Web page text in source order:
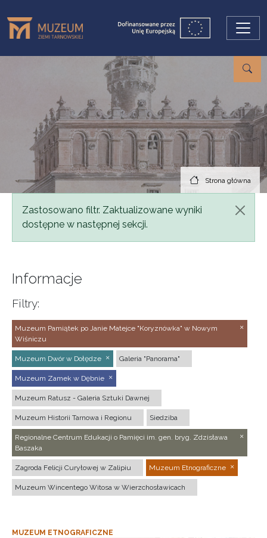
Strona główna
Komunikat
Zastosowano filtr. Zaktualizowane wyniki
dostępne w następnej sekcji.
Informacje
Filtry:
Muzeum Pamiątek po Janie Matejce "Koryznówka" w Nowym
Wiśniczu
Muzeum Dwór w Dołędze Galeria "Panorama"
Muzeum Zamek w Dębnie
Muzeum Ratusz - Galeria Sztuki Dawnej
Muzeum Historii Tarnowa i Regionu Siedziba
Regionalne Centrum Edukacji o Pamięci im. gen. bryg. Zdzisława
Baszaka
Zagroda Felicji Curyłowej w Zalipiu Muzeum Etnograficzne
Muzeum Wincentego Witosa w Wierzchosławicach
MUZEUM ETNOGRAFICZNE